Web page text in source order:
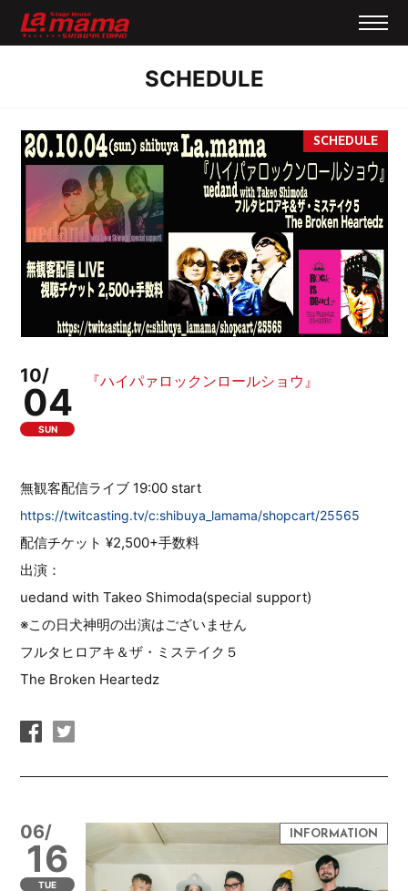
SCHEDULE
10/
04
SUN
『ハイパァロックンロールショウ』
無観客配信ライブ 19:00 start
https://twitcasting.tv/c:shibuya_lamama/shopcart/25565
配信チケット ¥2,500+手数料
出演：
uedand with Takeo Shimoda(special support)
※この日犬神明の出演はございません
フルタヒロアキ＆ザ・ミステイク５
The Broken Heartedz
06/
16
TUE